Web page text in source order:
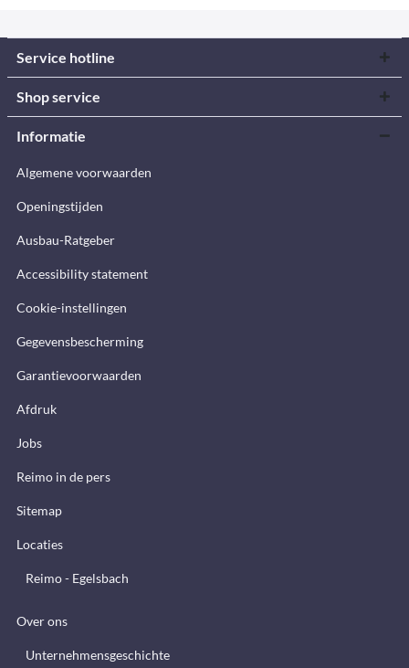
Service hotline
Shop service
Informatie
Algemene voorwaarden
Openingstijden
Ausbau-Ratgeber
Accessibility statement
Cookie-instellingen
Gegevensbescherming
Garantievoorwaarden
Afdruk
Jobs
Reimo in de pers
Sitemap
Locaties
Reimo - Egelsbach
Over ons
Unternehmensgeschichte